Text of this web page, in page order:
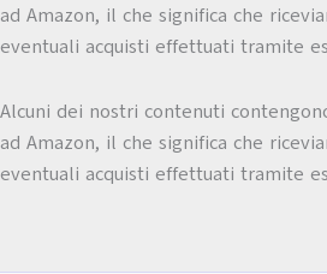
ad Amazon, il che significa che
eventuali acquisti effettuati tramite
Alcuni dei nostri contenuti
ad Amazon, il che significa che
eventuali acquisti effettuati tramite